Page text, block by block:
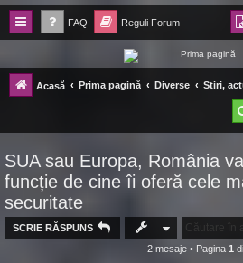
FAQ Reguli Forum
Forum Ecolomania™®
-= Idei pentru viitor =-
Acasă Prima pagină Diverse Stiri,
SUA sau Europa, România
funcție de cine îi oferă cele
securitate
SCRIE RĂSPUNS
2 mesaje • Pagina 1